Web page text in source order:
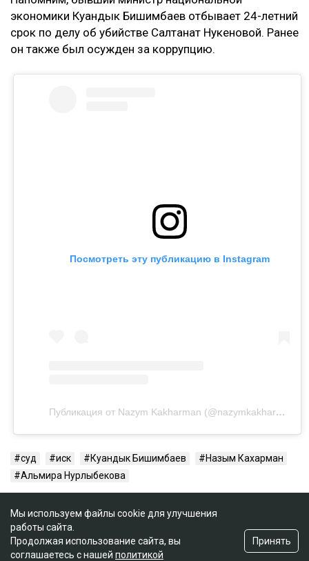
экономики Куандык Бишимбаев отбывает 24-летний
срок по делу об убийстве Салтанат Нукеновой. Ранее
он также был осужден за коррупцию.
Посмотреть эту публикацию в Instagram
Публикация от Nazym Kakharman (@nazymkakharman)
суд иск Куандык Бишимбаев
Назым Кахарман
Альмира Нурлыбекова
Мы используем файлы cookie для улучшения
работы сайта.
Продолжая использование сайта, вы
соглашаетесь с нашей политикой
Принять